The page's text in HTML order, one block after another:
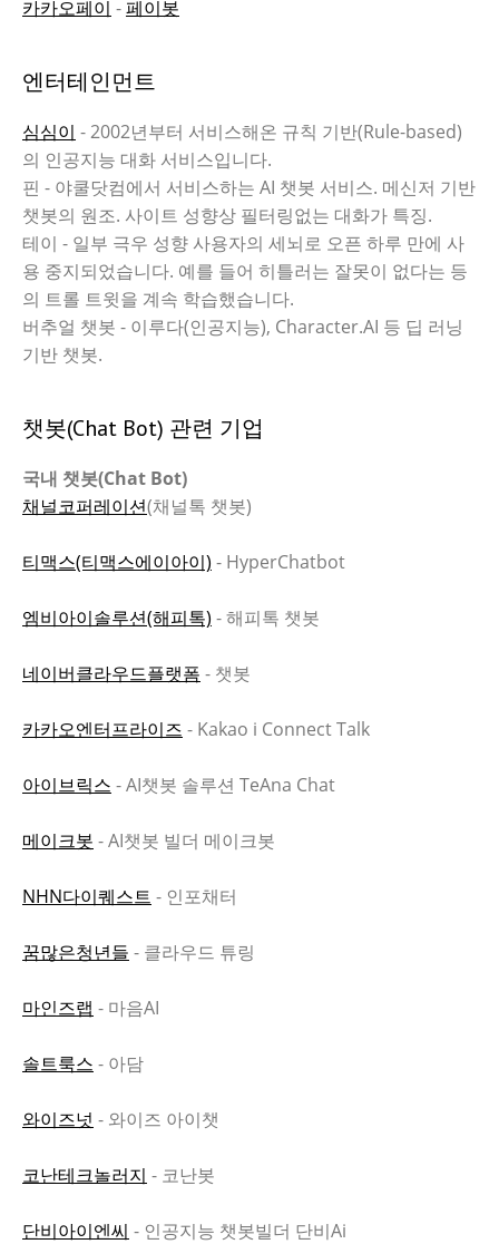
카카오페이 -페이봇
엔터테인먼트
심심이 - 2002년부터 서비스해온 규칙 기반(Rule-based)
의 인공지능 대화 서비스입니다.
핀 - 야쿨닷컴에서 서비스하는 AI 챗봇 서비스. 메신저 기반
챗봇의 원조. 사이트 성향상 필터링없는 대화가 특징.
테이 - 일부 극우 성향 사용자의 세뇌로 오픈 하루 만에 사
용 중지되었습니다. 예를 들어 히틀러는 잘못이 없다는 등
의 트롤 트윗을 계속 학습했습니다.
버추얼 챗봇 - 이루다(인공지능), Character.AI 등 딥 러닝
기반 챗봇.
챗봇(Chat Bot) 관련 기업
국내 챗봇(Chat Bot)
채널코퍼레이션(채널톡 챗봇)
티맥스(티맥스에이아이) - HyperChatbot
엠비아이솔루션(해피톡) - 해피톡 챗봇
네이버클라우드플랫폼 - 챗봇
카카오엔터프라이즈 - Kakao i Connect Talk
아이브릭스 - AI챗봇 솔루션 TeAna Chat
메이크봇 - AI챗봇 빌더 메이크봇
NHN다이퀘스트 - 인포채터
꿈많은청년들 - 클라우드 튜링
마인즈랩 - 마음AI
솔트룩스 - 아담
와이즈넛 - 와이즈 아이챗
코난테크놀러지 - 코난봇
단비아이엔씨 - 인공지능 챗봇빌더 단비Ai